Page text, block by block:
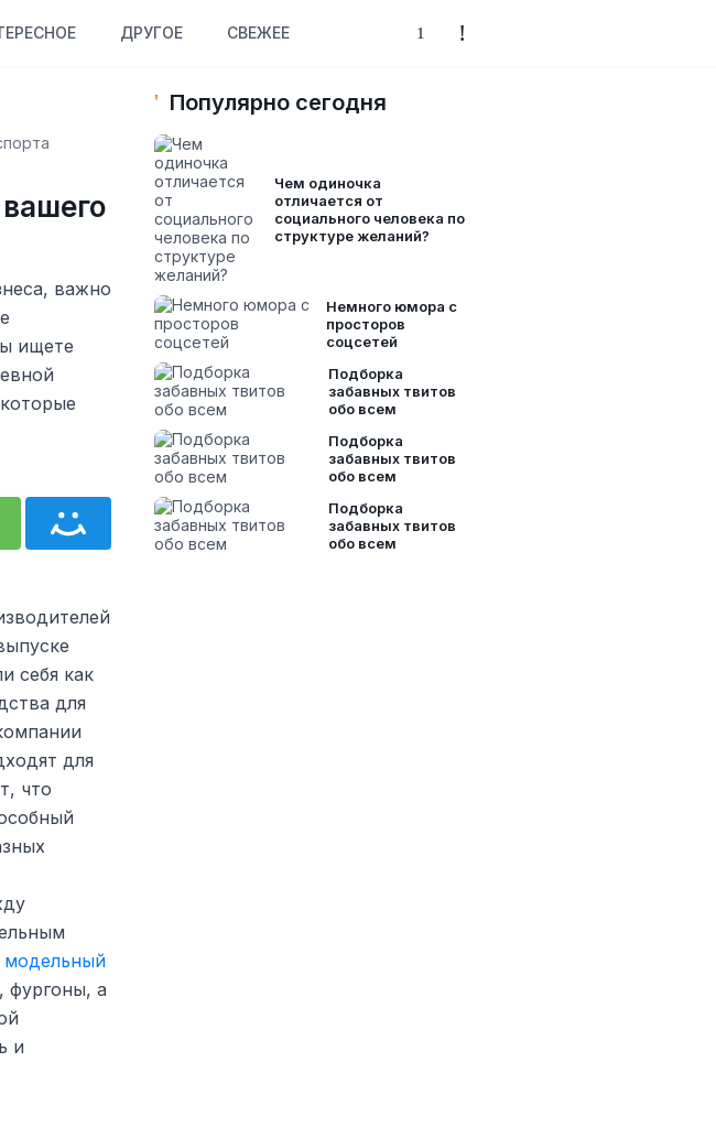
ДРУГОЕ СВЕЖЕЕ
важно
ищете
себя как
для
для
что
модельный
фургоны, а
и
Популярно сегодня
Чем одиночка
отличается от
социального человека по
структуре желаний?
Немного юмора с
просторов
соцсетей
Подборка
забавных твитов
обо всем
Подборка
забавных твитов
обо всем
Подборка
забавных твитов
обо всем